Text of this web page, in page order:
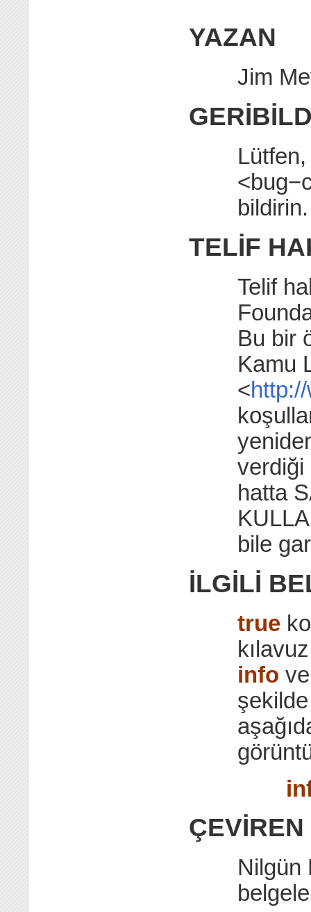
YAZAN
Jim
bildirin.
TELİF
Telif
Bu bir
Kamu
<
verdiği
hatta
bile
İLGİLİ
true
info
ÇEVİREN
Nilgün